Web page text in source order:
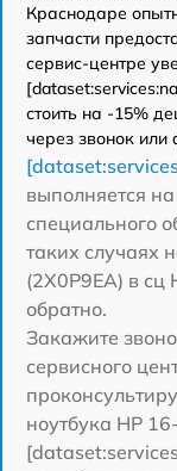
Краснодаре
запчасти
сервис-центре
стоить на -15%
через звонок или
выполняется
специального
таких случаях
(2X0P9EA) в сц
обратно.
Закажите
сервисного
ноутбука HP